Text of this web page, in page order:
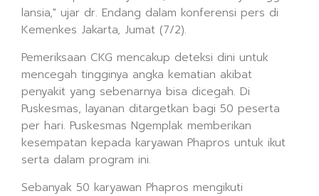
lansia," ujar dr. Endang dalam konferensi pers di
Kemenkes Jakarta, Jumat (7/2).
Pemeriksaan CKG mencakup deteksi dini untuk
mencegah tingginya angka kematian akibat
penyakit yang sebenarnya bisa dicegah. Di
Puskesmas, layanan ditargetkan bagi 50 peserta
per hari. Puskesmas Ngemplak memberikan
kesempatan kepada karyawan Phapros untuk ikut
serta dalam program ini.
Sebanyak 50 karyawan Phapros mengikuti